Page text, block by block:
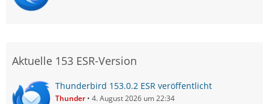
Aktuelle 153 ESR-Version
Thunderbird 153.0.2 ESR veröffentlicht
Thunder 4. August 2026 um 22:34